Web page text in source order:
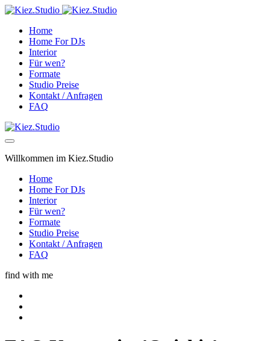
Home
Home For DJs
Interior
Für wen?
Formate
Studio Preise
Kontakt / Anfragen
FAQ
Willkommen im Kiez.Studio
Home
Home For DJs
Interior
Für wen?
Formate
Studio Preise
Kontakt / Anfragen
FAQ
find with me